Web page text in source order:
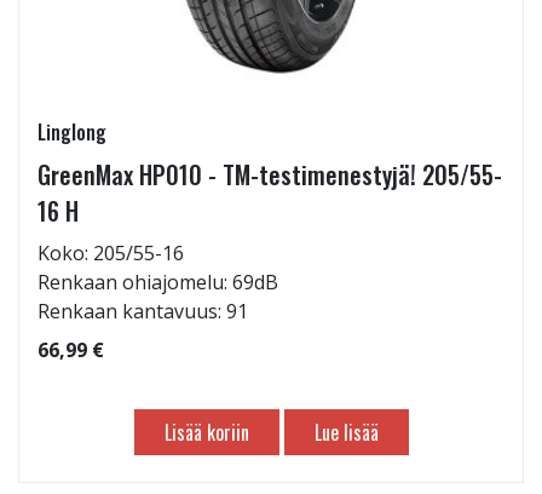
Linglong
GreenMax HP010 - TM-testimenestyjä! 205/55-
16 H
Koko: 205/55-16
Renkaan ohiajomelu: 69dB
Renkaan kantavuus: 91
66,99 €
Lisää koriin Lue lisää